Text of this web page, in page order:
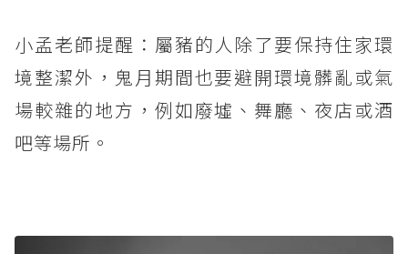
小孟老師提醒：屬豬的人除了要保持住家環
境整潔外，鬼月期間也要避開環境髒亂或氣
場較雜的地方，例如廢墟、舞廳、夜店或酒
吧等場所。